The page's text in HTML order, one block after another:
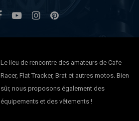
Le lieu de rencontre des amateurs de Cafe
Racer, Flat Tracker, Brat et autres motos. Bien
sûr, nous proposons également des
équipements et des vêtements !